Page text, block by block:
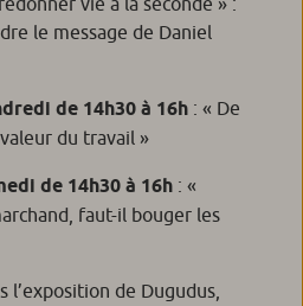
le message de Daniel
de 14h30 à 16h : « De
du travail »
de 14h30 à 16h : «
faut-il bouger les
l’exposition de Dugudus,